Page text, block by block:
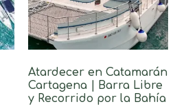
Atardecer en Catamarán
Cartagena | Barra Libre
y Recorrido por la Bahía